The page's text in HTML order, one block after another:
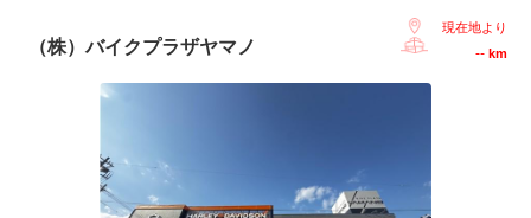
（株）バイクプラザヤマノ
現在地より
-- km